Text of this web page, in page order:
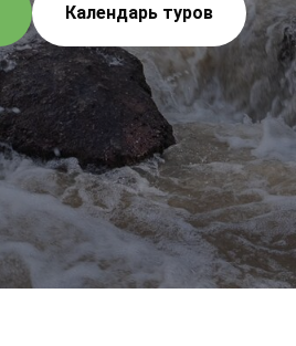
Календарь туров